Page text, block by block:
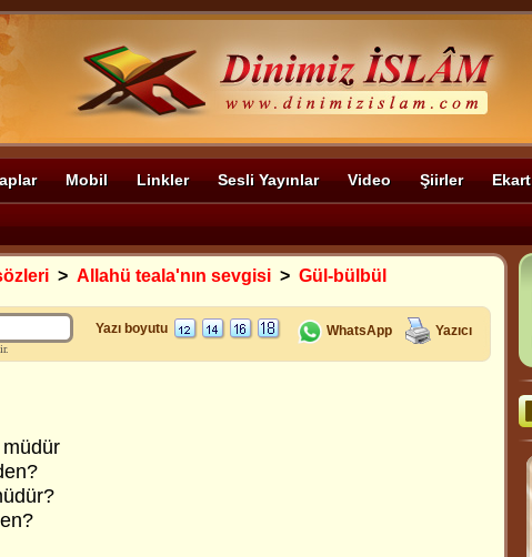
Mobil Linkler Sesli Yayınlar Video Şiirler Ekart
> Allahü teala'nın sevgisi > Gül-bülbül
Yazı boyutu WhatsApp Yazıcı